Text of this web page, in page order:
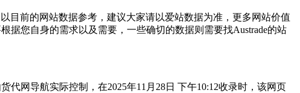
目前的网站数据参考，建议大家请以爱站数据为准，更多网站价值
据您自身的需求以及需要，一些确切的数据则需要找Austrade的站
网导航实际控制，在2025年11月28日 下午10:12收录时，该网页